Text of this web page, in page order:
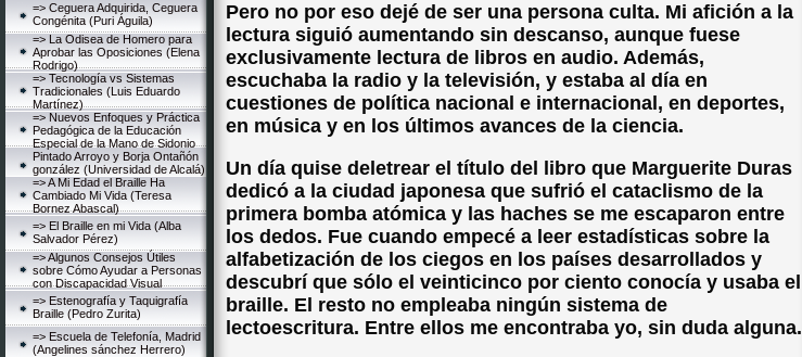
=> Ceguera Adquirida, Ceguera
Congénita (Puri Águila)
=> La Odisea de Homero para
Aprobar las Oposiciones (Elena
Rodrigo)
=> Tecnología vs Sistemas
Tradicionales (Luis Eduardo
Martínez)
=> Nuevos Enfoques y Práctica
Pedagógica de la Educación
Especial de la Mano de Sidonio
Pintado Arroyo y Borja Ontañón
gonzález (Universidad de Alcalá)
=> A Mi Edad el Braille Ha
Cambiado Mi Vida (Teresa
Bornez Abascal)
=> El Braille en mi Vida (Alba
Salvador Pérez)
=> Algunos Consejos Útiles
sobre Cómo Ayudar a Personas
con Discapacidad Visual
=> Estenografía y Taquigrafía
Braille (Pedro Zurita)
=> Escuela de Telefonía, Madrid
(Angelines sánchez Herrero)
Pero no por eso dejé de ser una persona culta. Mi afición a la
lectura siguió aumentando sin descanso, aunque fuese
exclusivamente lectura de libros en audio. Además,
escuchaba la radio y la televisión, y estaba al día en
cuestiones de política nacional e internacional, en deportes,
en música y en los últimos avances de la ciencia.
Un día quise deletrear el título del libro que Marguerite Duras
dedicó a la ciudad japonesa que sufrió el cataclismo de la
primera bomba atómica y las haches se me escaparon entre
los dedos. Fue cuando empecé a leer estadísticas sobre la
alfabetización de los ciegos en los países desarrollados y
descubrí que sólo el veinticinco por ciento conocía y usaba el
braille. El resto no empleaba ningún sistema de
lectoescritura. Entre ellos me encontraba yo, sin duda alguna.